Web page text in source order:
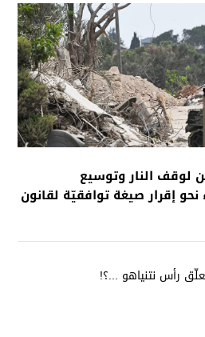
النار وتوسيع
نحو إقرار صيغة توافقيّة لقانون
رأس نتنياهو ...؟!